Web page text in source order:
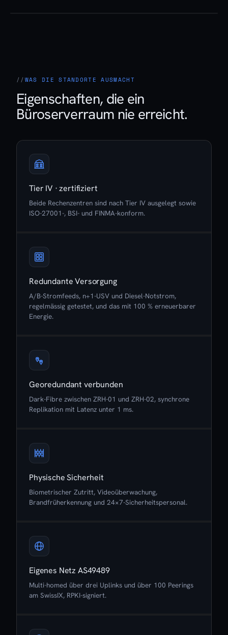
WAS DIE STANDORTE AUSMACHT
Eigenschaften, die ein
Büroserverraum nie erreicht.
Tier IV · zertifiziert
Beide Rechenzentren sind nach Tier IV ausgelegt sowie
ISO-27001-, BSI- und FINMA-konform.
Redundante Versorgung
A/B-Stromfeeds, n+1-USV und Diesel-Notstrom,
regelmässig getestet, und das mit 100 % erneuerbarer
Energie.
Georedundant verbunden
Dark-Fibre zwischen ZRH-01 und ZRH-02, synchrone
Replikation mit Latenz unter 1 ms.
Physische Sicherheit
Biometrischer Zutritt, Videoüberwachung,
Brandfrüherkennung und 24×7-Sicherheitspersonal.
Eigenes Netz AS49489
Multi-homed über drei Uplinks und über 100 Peerings
am SwissIX, RPKI-signiert.